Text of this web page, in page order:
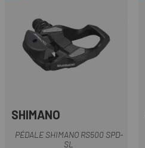
SHIMANO
PÉDALE SHIMANO RS500 SPD-
SL